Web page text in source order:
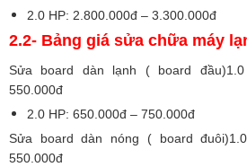
2.0 HP: 2.800.000đ – 3.300.000đ
2.2- Bảng giá sửa chữa máy
Sửa board dàn lạnh ( board
550.000đ
2.0 HP: 650.000đ – 750.000đ
Sửa board dàn nóng ( board
550.000đ